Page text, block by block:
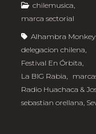
chilemusica
marca sectorial
Alhambra Monkey
delegacion chilena,
Festival En Órbita,
La BIG Rabia,
Radio Huachaca &
sebastian orellana,